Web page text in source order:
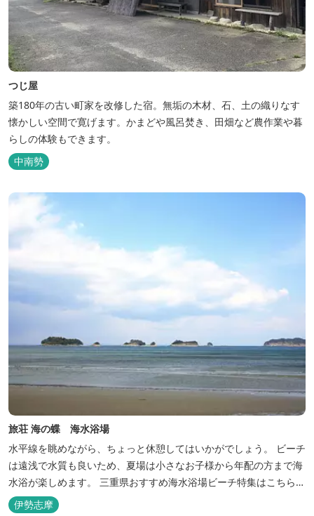
つじ屋
築180年の古い町家を改修した宿。無垢の木材、石、土の織りなす
懐かしい空間で寛げます。かまどや風呂焚き、田畑など農作業や暮
らしの体験もできます。
中南勢
旅荘 海の蝶 海水浴場
水平線を眺めながら、ちょっと休憩してはいかがでしょう。 ビーチ
は遠浅で水質も良いため、夏場は小さなお子様から年配の方まで海
水浴が楽しめます。 三重県おすすめ海水浴場ビーチ特集はこちら
🏖三重の海水浴場ビーチ特集 プー...
伊勢志摩